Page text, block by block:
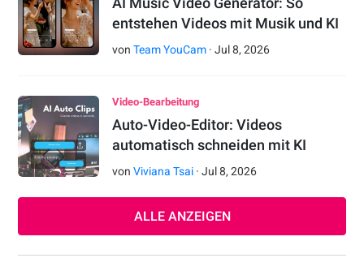
entstehen Videos mit Musik und KI
vonTeam YouCam ·Jul 8,2026
Video-Bearbeitung
Auto-Video-Editor: Videos
automatisch schneiden mit KI
vonViviana Tsai ·Jul 8,2026
ALLE ANZEIGEN